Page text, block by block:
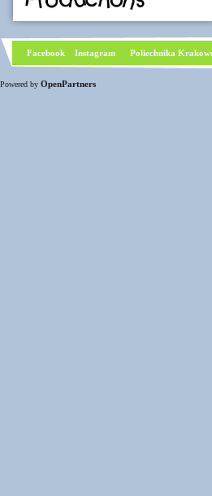
Facebook Instagram Poliechnika
Powered by OpenPartners